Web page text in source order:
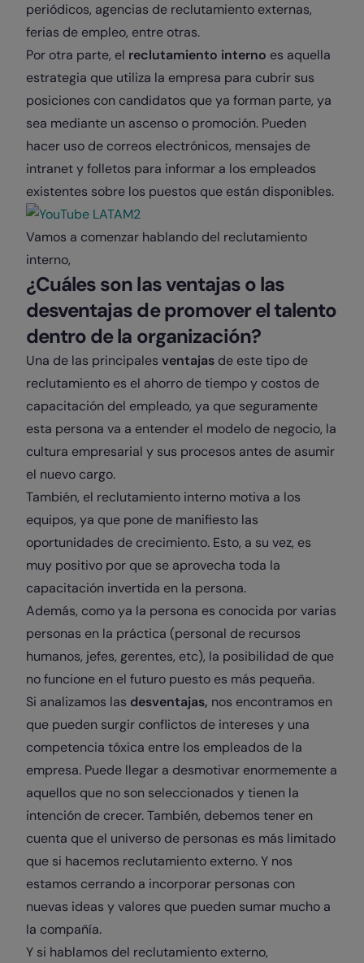
periódicos, agencias de reclutamiento externas,
ferias de empleo, entre otras.
Por otra parte, el reclutamiento interno es aquella
estrategia que utiliza la empresa para cubrir sus
posiciones con candidatos que ya forman parte, ya
sea mediante un ascenso o promoción. Pueden
hacer uso de correos electrónicos, mensajes de
intranet y folletos para informar a los empleados
existentes sobre los puestos que están disponibles.
Vamos a comenzar hablando del reclutamiento
interno,
¿Cuáles son las ventajas o las
desventajas de promover el talento
dentro de la organización?
Una de las principales ventajas de este tipo de
reclutamiento es el ahorro de tiempo y costos de
capacitación del empleado, ya que seguramente
esta persona va a entender el modelo de negocio, la
cultura empresarial y sus procesos antes de asumir
el nuevo cargo.
También, el reclutamiento interno motiva a los
equipos, ya que pone de manifiesto las
oportunidades de crecimiento. Esto, a su vez, es
muy positivo por que se aprovecha toda la
capacitación invertida en la persona.
Además, como ya la persona es conocida por varias
personas en la práctica (personal de recursos
humanos, jefes, gerentes, etc), la posibilidad de que
no funcione en el futuro puesto es más pequeña.
Si analizamos las desventajas, nos encontramos en
que pueden surgir conflictos de intereses y una
competencia tóxica entre los empleados de la
empresa. Puede llegar a desmotivar enormemente a
aquellos que no son seleccionados y tienen la
intención de crecer. También, debemos tener en
cuenta que el universo de personas es más limitado
que si hacemos reclutamiento externo. Y nos
estamos cerrando a incorporar personas con
nuevas ideas y valores que pueden sumar mucho a
la compañía.
Y si hablamos del reclutamiento externo,